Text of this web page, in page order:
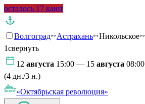
осталось 17 кают
Волгоград Астрахань Никольское
1свернуть
12 августа 15:00 — 15 августа 08:00
(4 дн./3 н.)
«Октябрьская революция»